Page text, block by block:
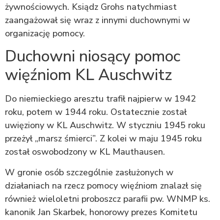
żywnościowych. Ksiądz Grohs natychmiast
zaangażował się wraz z innymi duchownymi w
organizację pomocy.
Duchowni niosący pomoc
więźniom KL Auschwitz
Do niemieckiego aresztu trafił najpierw w 1942
roku, potem w 1944 roku. Ostatecznie został
uwięziony w KL Auschwitz. W styczniu 1945 roku
przeżył „marsz śmierci”. Z kolei w maju 1945 roku
został oswobodzony w KL Mauthausen.
W gronie osób szczególnie zasłużonych w
działaniach na rzecz pomocy więźniom znalazł się
również wieloletni proboszcz parafii pw. WNMP ks.
kanonik Jan Skarbek, honorowy prezes Komitetu